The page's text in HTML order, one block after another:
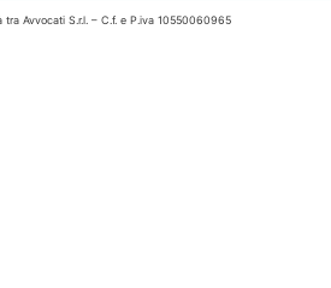
Avvocati S.r.l. – C.f. e P.iva 10550060965